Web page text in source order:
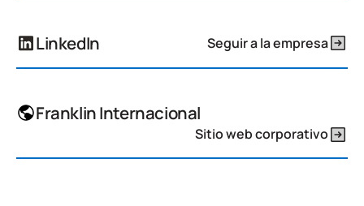
LinkedIn Seguir a la empresa
Franklin Internacional
Sitio web corporativo